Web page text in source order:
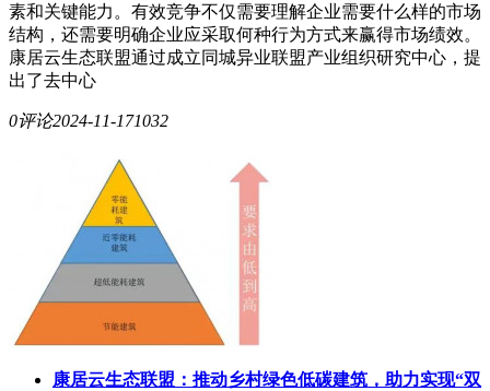
素和关键能力。有效竞争不仅需要理解企业需要什么样的市场
结构，还需要明确企业应采取何种行为方式来赢得市场绩效。
康居云生态联盟通过成立同城异业联盟产业组织研究中心，提
出了去中心
0评论2024-11-171032
康居云生态联盟：推动乡村绿色低碳建筑，助力实现“双